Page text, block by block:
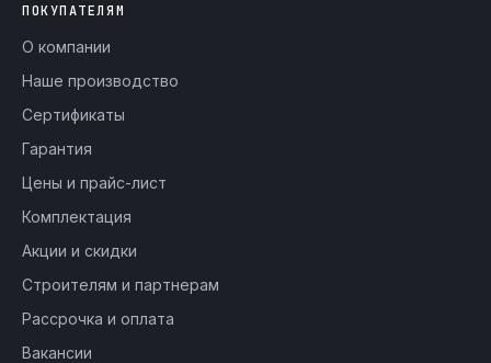
ПОКУПАТЕЛЯМ
О компании
Наше производство
Сертификаты
Гарантия
Цены и прайс-лист
Комплектация
Акции и скидки
Строителям и партнерам
Рассрочка и оплата
Вакансии